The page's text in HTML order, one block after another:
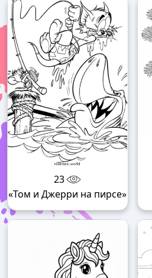
23
«Том и Джерри на пирсе»